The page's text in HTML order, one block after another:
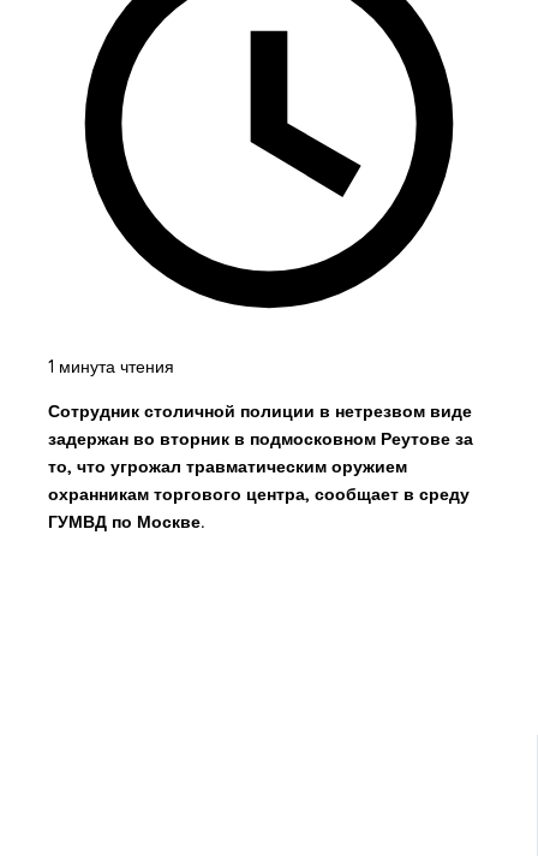
1 минута чтения
Сотрудник столичной полиции в нетрезвом виде
задержан во вторник в подмосковном Реутове за
то, что угрожал травматическим оружием
охранникам торгового центра, сообщает в среду
ГУМВД по Москве.